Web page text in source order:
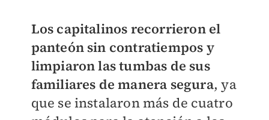
Los capitalinos recorrieron el
panteón sin contratiempos y
limpiaron las tumbas de sus
familiares de manera segura, ya
que se instalaron más de cuatro